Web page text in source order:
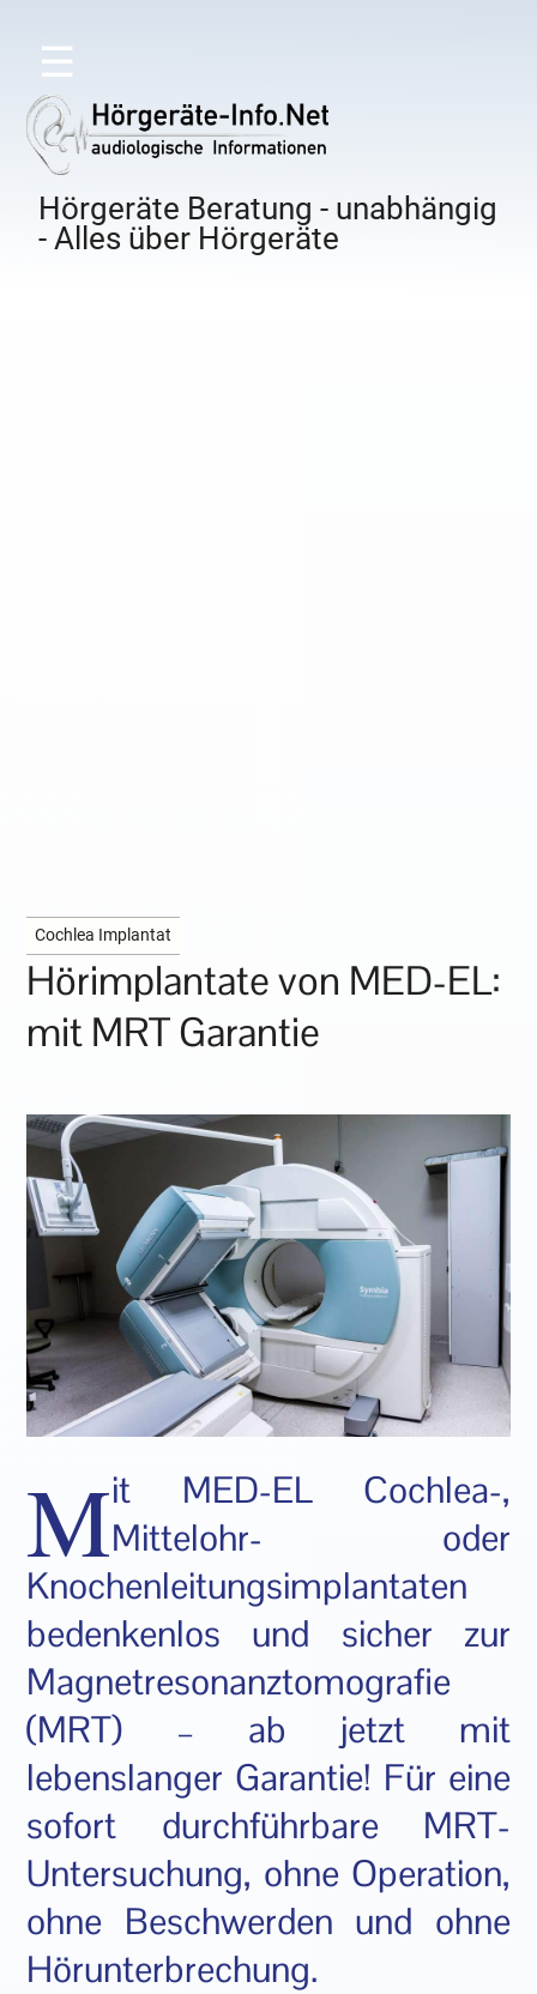
☰
Hörgeräte Beratung - unabhängig
- Alles über Hörgeräte
Cochlea Implantat
Hörimplantate von MED-EL:
mit MRT Garantie
Mit MED-EL Cochlea-,
Mittelohr- oder
Knochenleitungsimplantaten
bedenkenlos und sicher zur
Magnetresonanztomografie
(MRT) – ab jetzt mit
lebenslanger Garantie! Für eine
sofort durchführbare MRT-
Untersuchung, ohne Operation,
ohne Beschwerden und ohne
Hörunterbrechung.